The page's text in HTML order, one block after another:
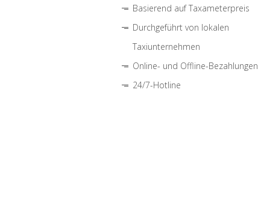
Basierend auf Taxameterpreis
Durchgeführt von lokalen
Taxiunternehmen
Online- und Offline-Bezahlungen
24/7-Hotline